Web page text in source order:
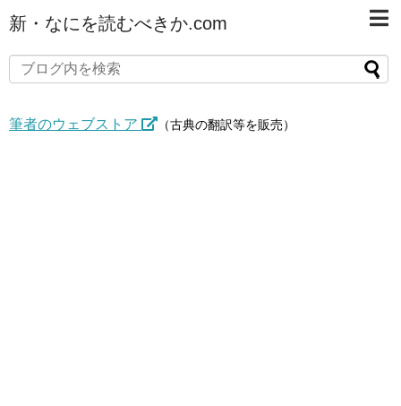
新・なにを読むべきか.com
筆者のウェブストア （古典の翻訳等を販売）